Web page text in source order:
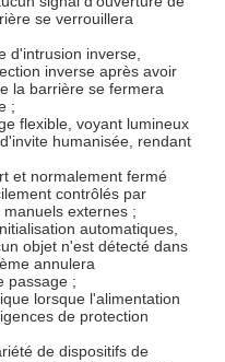
se verrouillera
d'intrusion inverse,
inverse après avoir
la barrière se fermera
;
flexible, voyant lumineux
humanisée, rendant
et normalement fermé
contrôlés par
externes ;
automatiques,
objet n'est détecté dans
annulera
passage ;
lorsque l'alimentation
de protection
de dispositifs de